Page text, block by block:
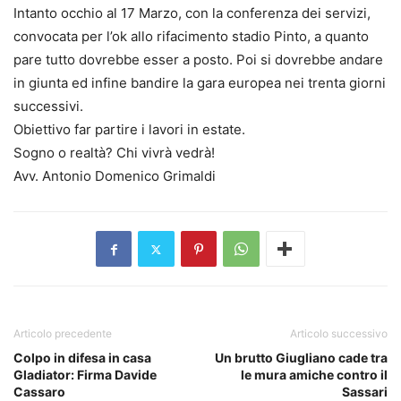
Intanto occhio al 17 Marzo, con la conferenza dei servizi,
convocata per l’ok allo rifacimento stadio Pinto, a quanto
pare tutto dovrebbe esser a posto. Poi si dovrebbe andare
in giunta ed infine bandire la gara europea nei trenta giorni
successivi.
Obiettivo far partire i lavori in estate.
Sogno o realtà? Chi vivrà vedrà!
Avv. Antonio Domenico Grimaldi
Articolo precedente
Colpo in difesa in casa
Gladiator: Firma Davide
Cassaro
Articolo successivo
Un brutto Giugliano cade tra
le mura amiche contro il
Sassari